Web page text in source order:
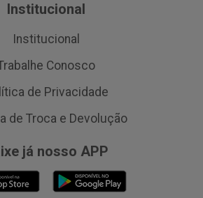
Institucional
Institucional
Conosco
de Privacidade
de Troca e Devolução
já nosso APP